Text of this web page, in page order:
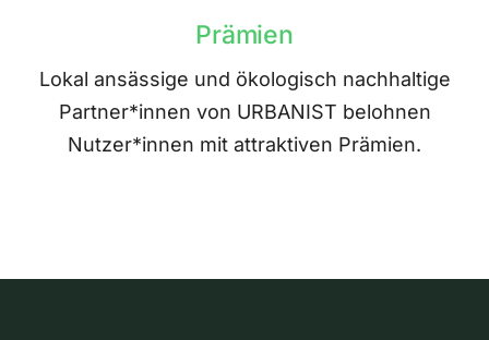
Prämien
Lokal ansässige und ökologisch nachhaltige
Partner*innen von URBANIST belohnen
Nutzer*innen mit attraktiven Prämien.